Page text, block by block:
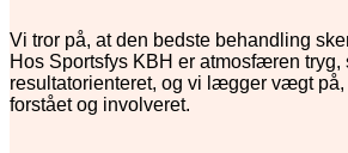
Vi tror på, at den bedste behandling
Hos Sportsfys KBH er atmosfæren tryg,
resultatorienteret, og vi lægger vægt på,
forstået og involveret.